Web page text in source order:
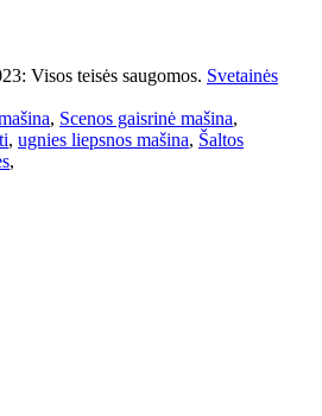
Visos teisės saugomos. Svetainės
, Scenos gaisrinė mašina,
, ugnies liepsnos mašina, Šaltos
,